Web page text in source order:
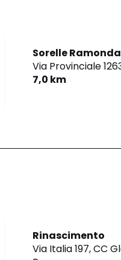
Sorelle Ramonda
Via Provinciale
7,0 km
Rinascimento
Via Italia 197, CC